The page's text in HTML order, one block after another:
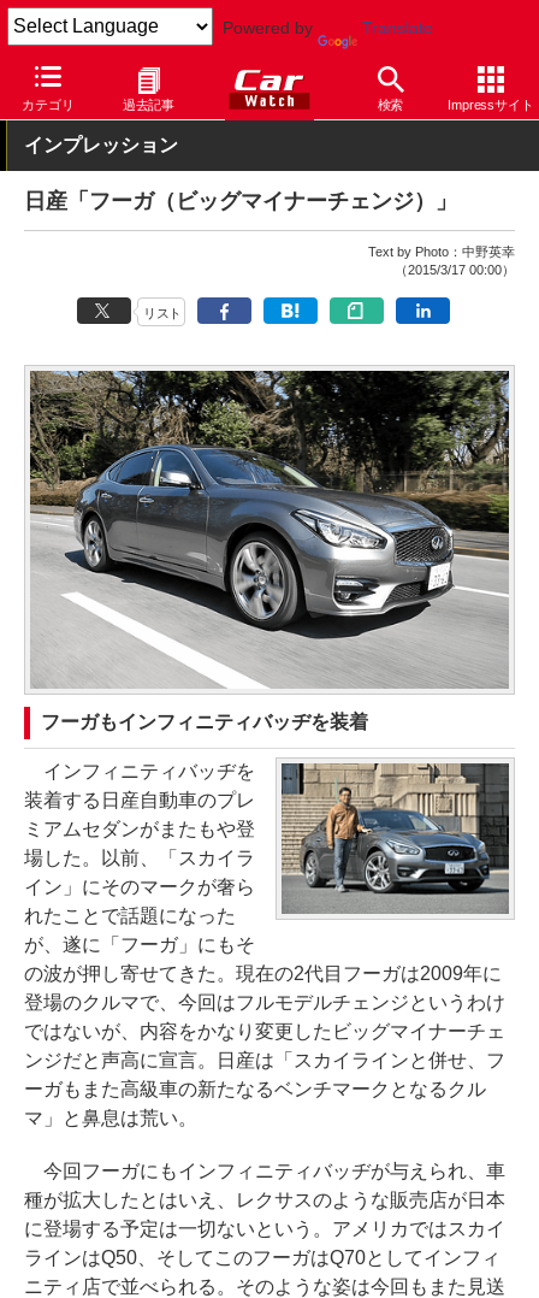
Powered by Translate
カテゴリ 過去記事 検索 Impressサイト
Car Watch 自動車 フーガ
インプレッション
日産「フーガ（ビッグマイナーチェンジ）」
Text by Photo：中野英幸
（2015/3/17 00:00）
リスト
フーガもインフィニティバッヂを装着
インフィニティバッヂを
装着する日産自動車のプレ
ミアムセダンがまたもや登
場した。以前、「スカイラ
イン」にそのマークが奢ら
れたことで話題になった
が、遂に「フーガ」にもそ
の波が押し寄せてきた。現在の2代目フーガは2009年に
登場のクルマで、今回はフルモデルチェンジというわけ
ではないが、内容をかなり変更したビッグマイナーチェ
ンジだと声高に宣言。日産は「スカイラインと併せ、フ
ーガもまた高級車の新たなるベンチマークとなるクル
マ」と鼻息は荒い。
今回フーガにもインフィニティバッヂが与えられ、車
種が拡大したとはいえ、レクサスのような販売店が日本
に登場する予定は一切ないという。アメリカではスカイ
ラインはQ50、そしてこのフーガはQ70としてインフィ
ニティ店で並べられる。そのような姿は今回もまた見送